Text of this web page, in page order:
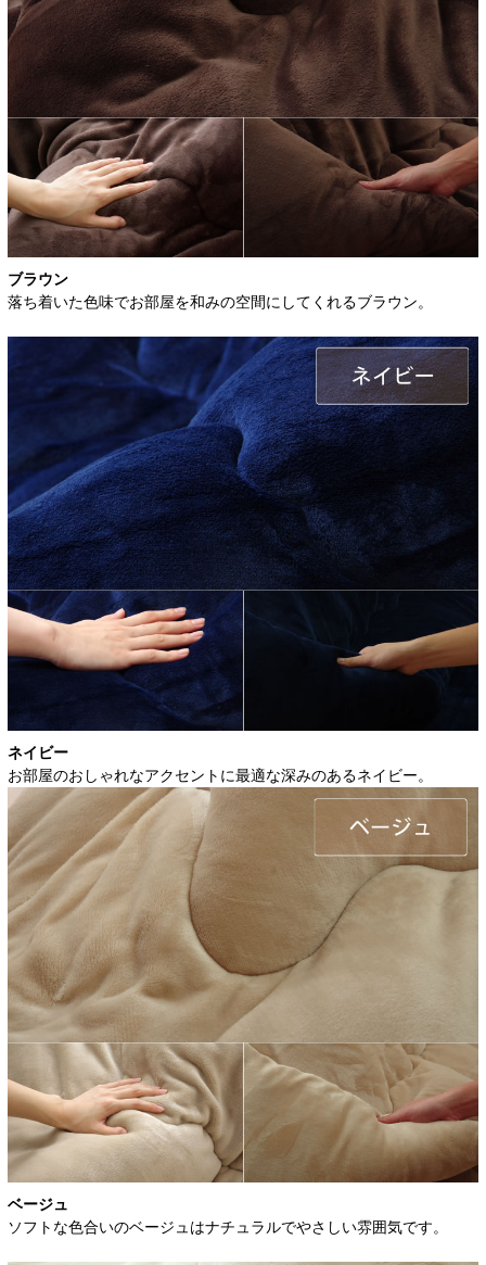
ブラウン
落ち着いた色味でお部屋を和みの空間にしてくれるブラウン。
ネイビー
お部屋のおしゃれなアクセントに最適な深みのあるネイビー。
ベージュ
ソフトな色合いのベージュはナチュラルでやさしい雰囲気です。